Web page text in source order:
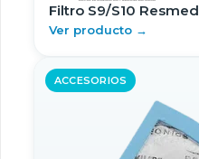
Filtro S9/S10 Resmed
Ver producto →
ACCESORIOS